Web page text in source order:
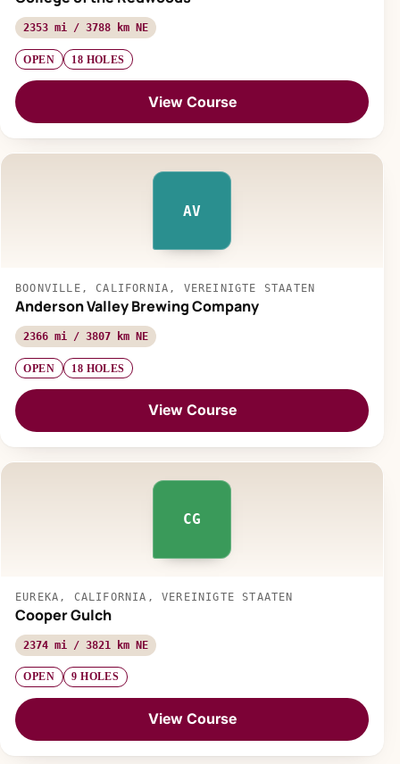
2353 mi / 3788 km NE
OPEN 18 HOLES
View Course
AV
BOONVILLE, CALIFORNIA, VEREINIGTE STAATEN
Anderson Valley Brewing Company
2366 mi / 3807 km NE
OPEN 18 HOLES
View Course
CG
EUREKA, CALIFORNIA, VEREINIGTE STAATEN
Cooper Gulch
2374 mi / 3821 km NE
OPEN 9 HOLES
View Course